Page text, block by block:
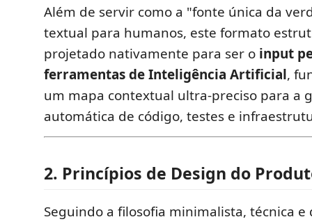
Além de servir como a "fonte única da
textual para humanos, este formato
projetado nativamente para ser o input
ferramentas de Inteligência Artificial,
um mapa contextual ultra-preciso para a
automática de código, testes e
2. Princípios de Design do
Seguindo a filosofia minimalista, técnica e